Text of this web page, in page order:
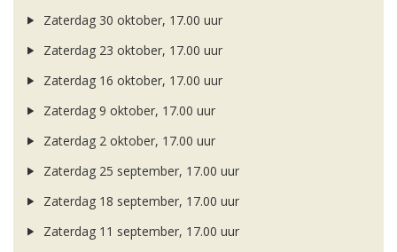
Zaterdag 30 oktober, 17.00 uur
Zaterdag 23 oktober, 17.00 uur
Zaterdag 16 oktober, 17.00 uur
Zaterdag 9 oktober, 17.00 uur
Zaterdag 2 oktober, 17.00 uur
Zaterdag 25 september, 17.00 uur
Zaterdag 18 september, 17.00 uur
Zaterdag 11 september, 17.00 uur